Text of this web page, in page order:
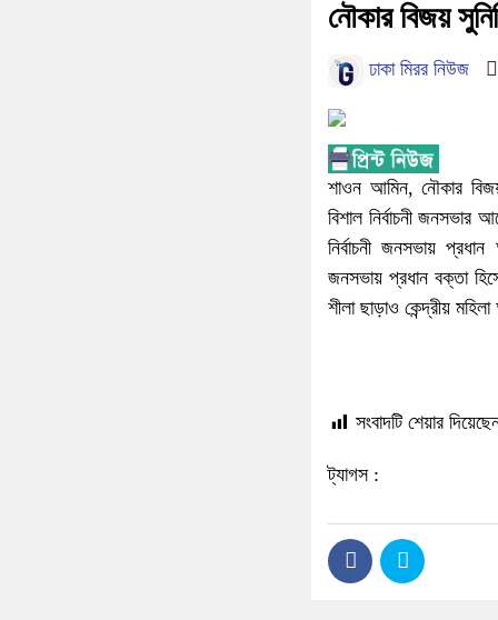
নৌকার বিজয়
ঢাকা মিরর নিউজ
শাওন আমিন, নৌকার বিজয়
বিশাল নির্বাচনী জনসভার
নির্বাচনী জনসভায়
জনসভায় প্রধান বক্তা
শীলা ছাড়াও কেন্দ্রীয়
সংবাদটি শেয়ার
ট্যাগস :